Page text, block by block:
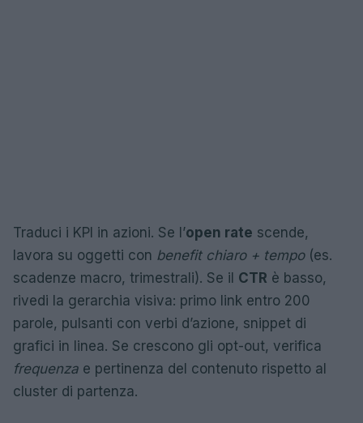
Traduci i KPI in azioni. Se l’open rate scende,
lavora su oggetti con benefit chiaro + tempo(es.
scadenze macro, trimestrali). Se il CTR è basso,
rivedi la gerarchia visiva: primo link entro 200
parole, pulsanti con verbi d’azione, snippet di
grafici in linea. Se crescono gli opt-out, verifica
frequenza e pertinenza del contenuto rispetto al
cluster di partenza.